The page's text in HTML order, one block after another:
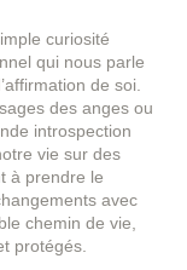
curiosité
qui nous parle
de soi.
des anges ou
introspection
vie sur des
à prendre le
avec
chemin de vie,
protégés.